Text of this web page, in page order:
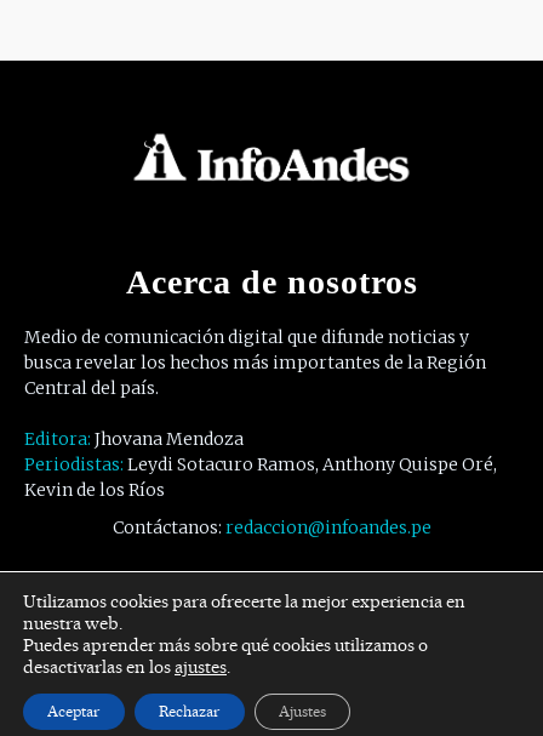
Acerca de nosotros
Medio de comunicación digital que difunde noticias y
busca revelar los hechos más importantes de la Región
Central del país.
Editora: Jhovana Mendoza
Periodistas: Leydi Sotacuro Ramos, Anthony Quispe Oré,
Kevin de los Ríos
Contáctanos: redaccion@infoandes.pe
Síguenos
Facebook Twitter Youtube
Utilizamos cookies para ofrecerte la mejor experiencia en
nuestra web.
Puedes aprender más sobre qué cookies utilizamos o
desactivarlas en losajustes.
Aceptar Rechazar Ajustes